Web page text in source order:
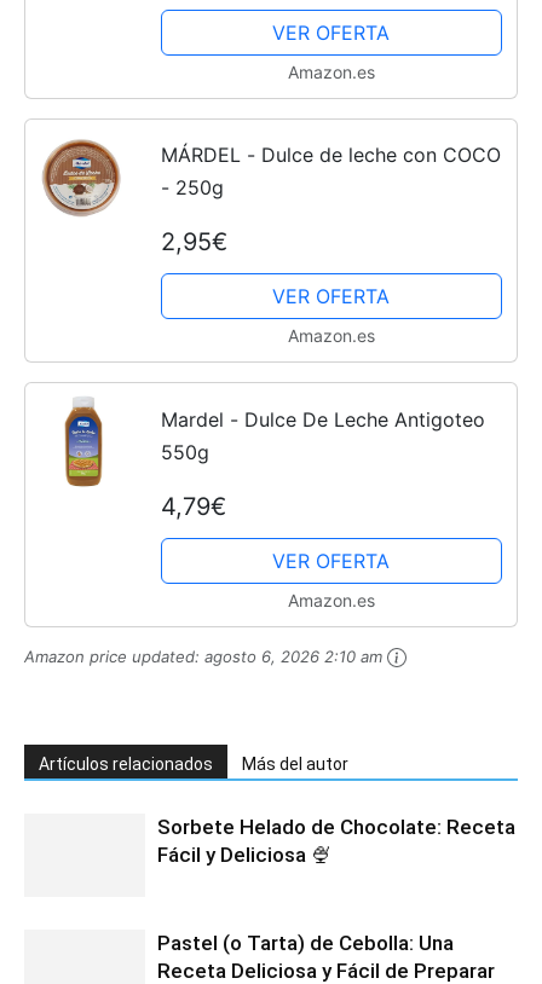
VER OFERTA
Amazon.es
MÁRDEL - Dulce de leche con COCO
- 250g
2,95€
VER OFERTA
Amazon.es
Mardel - Dulce De Leche Antigoteo
550g
4,79€
VER OFERTA
Amazon.es
Amazon price updated: agosto 6, 2026 2:10 am
Artículos relacionados Más del autor
Sorbete Helado de Chocolate: Receta
Fácil y Deliciosa 🍨
Pastel (o Tarta) de Cebolla: Una
Receta Deliciosa y Fácil de Preparar